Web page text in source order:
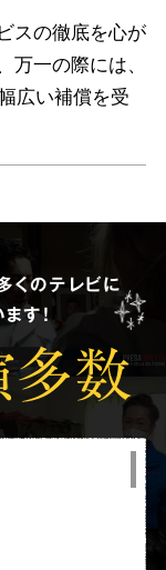
スの徹底を心が
万一の際には、
広い補償を受
くのテレビに
ます!
多数